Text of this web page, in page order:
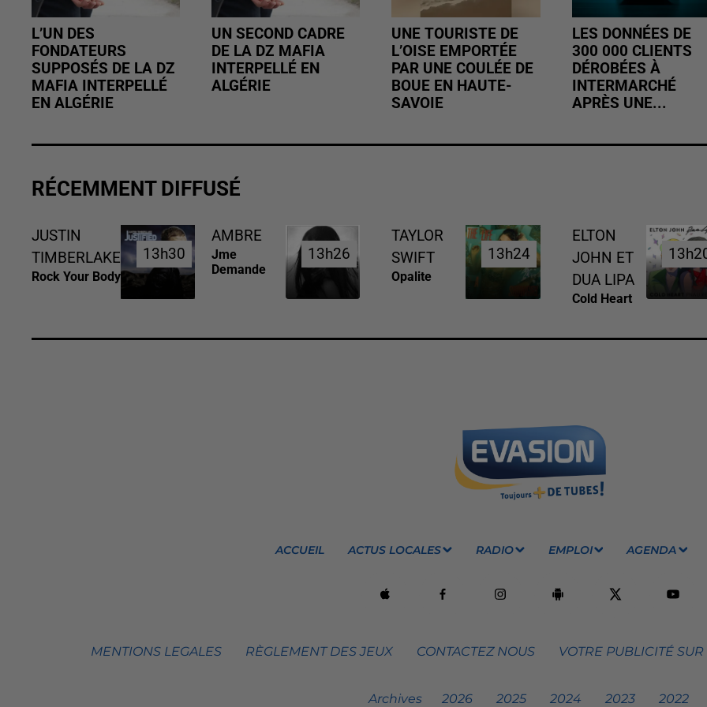
L’UN DES
FONDATEURS
SUPPOSÉS DE LA DZ
MAFIA INTERPELLÉ
EN ALGÉRIE
UN SECOND CADRE
DE LA DZ MAFIA
INTERPELLÉ EN
ALGÉRIE
UNE TOURISTE DE
L’OISE EMPORTÉE
PAR UNE COULÉE DE
BOUE EN HAUTE-
SAVOIE
LES DONNÉES DE
300 000 CLIENTS
DÉROBÉES À
INTERMARCHÉ
APRÈS UNE...
RÉCEMMENT DIFFUSÉ
JUSTIN
TIMBERLAKE
Rock Your Body
13h30
13h30
AMBRE
Jme
Demande
13h26
13h26
TAYLOR
SWIFT
Opalite
13h24
13h24
ELTON
JOHN ET
DUA LIPA
Cold Heart
ACCUEIL ACTUS LOCALES RADIO EMPLOI AGENDA
MENTIONS LEGALES RÈGLEMENT DES JEUX CONTACTEZ NOUS VOTRE PUBLICITÉ
Archives 2026 2025 2024 2023 2022